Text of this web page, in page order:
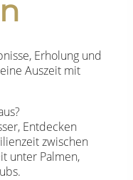
Erholung und
Auszeit mit
Entdecken
zwischen
unter Palmen,